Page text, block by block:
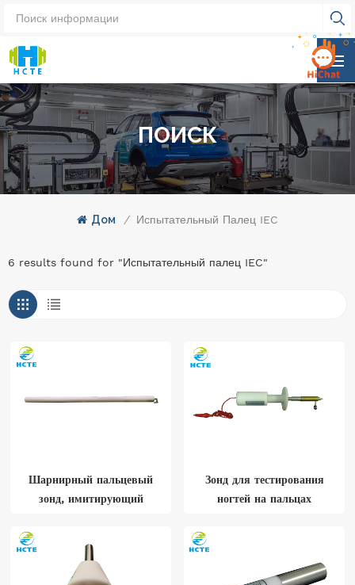
ПОИСК
Дом / Испытательный Палец IEC
6 results found for "Испытательный палец IEC"
Шарнирный пальцевый
зонд, имитирующий
Зонд для тестирования
ногтей на пальцах